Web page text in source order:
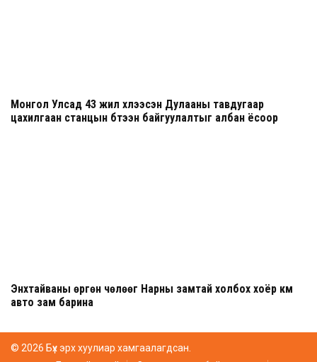
Монгол Улсад 43 жил хүлээсэн Дулааны тавдугаар
цахилгаан станцын бүтээн байгуулалтыг албан ёсоор
Энхтайваны өргөн чөлөөг Нарны замтай холбох хоёр км
авто зам барина
© 2026 Бүх эрх хуулиар хамгаалагдсан.